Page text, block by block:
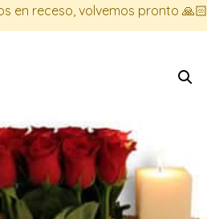
en receso, volvemos pronto 🙏🏻